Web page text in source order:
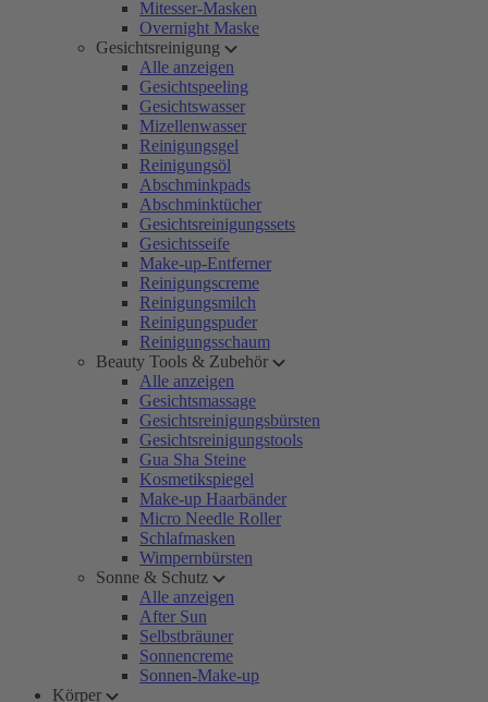
Mitesser-Masken
Overnight Maske
Gesichtsreinigung
Alle anzeigen
Gesichtspeeling
Gesichtswasser
Mizellenwasser
Reinigungsgel
Reinigungsöl
Abschminkpads
Abschminktücher
Gesichtsreinigungssets
Gesichtsseife
Make-up-Entferner
Reinigungscreme
Reinigungsmilch
Reinigungspuder
Reinigungsschaum
Beauty Tools & Zubehör
Alle anzeigen
Gesichtsmassage
Gesichtsreinigungsbürsten
Gesichtsreinigungstools
Gua Sha Steine
Kosmetikspiegel
Make-up Haarbänder
Micro Needle Roller
Schlafmasken
Wimpernbürsten
Sonne & Schutz
Alle anzeigen
After Sun
Selbstbräuner
Sonnencreme
Sonnen-Make-up
Körper